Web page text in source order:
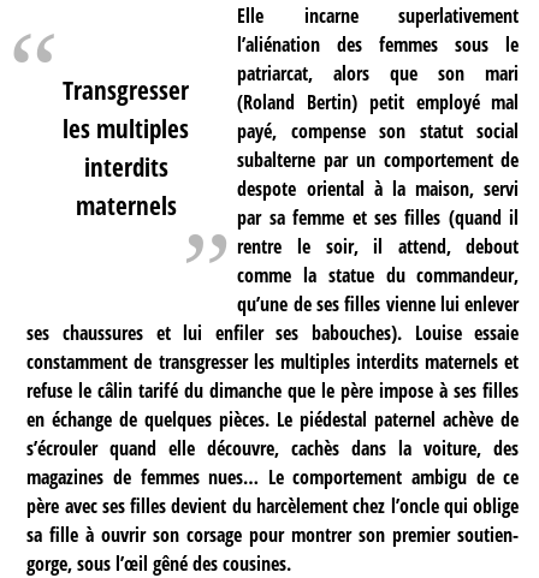
Transgresser
les multiples
interdits
maternels
Elle incarne superlativement
l’aliénation des femmes sous le
patriarcat, alors que son mari
(Roland Bertin) petit employé mal
payé, compense son statut social
subalterne par un comportement de
despote oriental à la maison, servi
par sa femme et ses filles (quand il
rentre le soir, il attend, debout
comme la statue du commandeur,
qu’une de ses filles vienne lui enlever
ses chaussures et lui enfiler ses babouches). Louise essaie
constamment de transgresser les multiples interdits maternels et
refuse le câlin tarifé du dimanche que le père impose à ses filles
en échange de quelques pièces. Le piédestal paternel achève de
s’écrouler quand elle découvre, cachès dans la voiture, des
magazines de femmes nues… Le comportement ambigu de ce
père avec ses filles devient du harcèlement chez l’oncle qui oblige
sa fille à ouvrir son corsage pour montrer son premier soutien-
gorge, sous l’œil gêné des cousines.